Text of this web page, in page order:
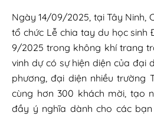
Ngày 14/09/2025, tại Tây Ninh,
tổ chức Lễ chia tay du học
9/2025 trong không khí trang
vinh dự có sự hiện diện của đại
phương, đại diện nhiều trường
cùng hơn 300 khách mời, tạo
đầy ý nghĩa dành cho các